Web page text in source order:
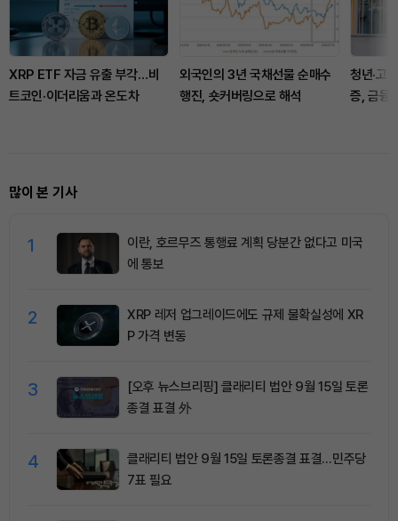
XRP ETF 자금 유출 부각…비
트코인·이더리움과 온도차
외국인의 3년 국채선물 순매수
행진, 숏커버링으로 해석
청년·고
증, 금융
많이 본 기사
1
이란, 호르무즈 통행료 계획 당분간 없다고 미국
에 통보
2
XRP 레저 업그레이드에도 규제 불확실성에 XR
P 가격 변동
3
[오후 뉴스브리핑] 클래리티 법안 9월 15일 토론
종결 표결 外
4
클래리티 법안 9월 15일 토론종결 표결…민주당
7표 필요